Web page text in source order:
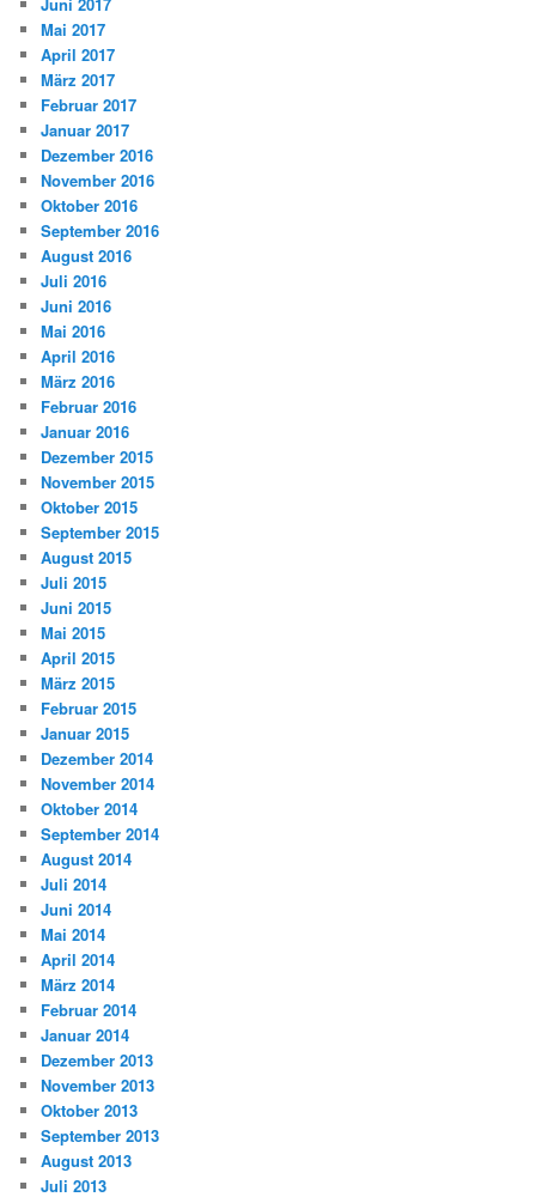
Mai 2017
April 2017
März 2017
Februar 2017
Januar 2017
Dezember 2016
November 2016
Oktober 2016
September 2016
August 2016
Juli 2016
Juni 2016
Mai 2016
April 2016
März 2016
Februar 2016
Januar 2016
Dezember 2015
November 2015
Oktober 2015
September 2015
August 2015
Juli 2015
Juni 2015
Mai 2015
April 2015
März 2015
Februar 2015
Januar 2015
Dezember 2014
November 2014
Oktober 2014
September 2014
August 2014
Juli 2014
Juni 2014
Mai 2014
April 2014
März 2014
Februar 2014
Januar 2014
Dezember 2013
November 2013
Oktober 2013
September 2013
August 2013
Juli 2013